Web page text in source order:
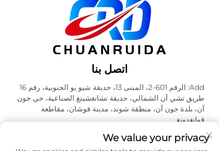
اتصل بنا
Add: الرقم 601-2، المبنى 13، حديقة شيو يو الجنوبية، رقم 16
طريق تشي آن الشمالي، حديقة تشانغشينغ الصناعية، حي جون
آن، بلدة جون آن، منطقة شوند، مدينة فوشان، مقاطعة
قوانغدونغ
هاتف:+86-18320933590
البريد الإلكتروني: [email protected]
We value your privacy